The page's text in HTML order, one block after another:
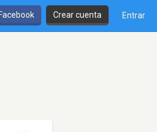
Crear cuenta Entrar